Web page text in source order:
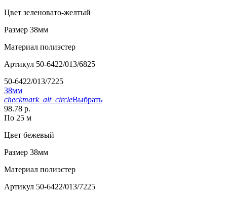
Цвет зеленовато-желтый
Размер 38мм
Материал полиэстер
Артикул 50-6422/013/6825
50-6422/013/7225
38мм
checkmark_alt_circleВыбрать
98.78 р.
По 25 м
Цвет бежевый
Размер 38мм
Материал полиэстер
Артикул 50-6422/013/7225